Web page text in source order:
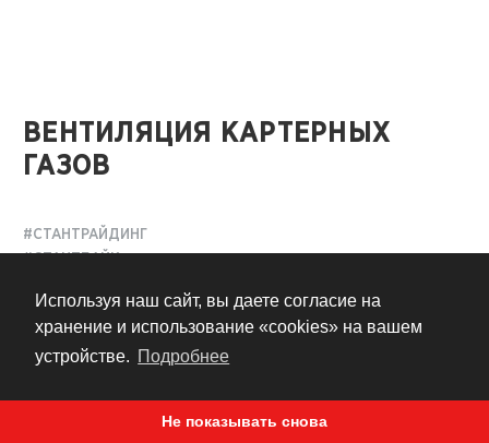
Используя наш сайт, вы даете согласие на
хранение и использование «cookies» на вашем
устройстве. Подробнее
Не показывать снова
ВЕНТИЛЯЦИЯ КАРТЕРНЫХ
ГАЗОВ
#СТАНТРАЙДИНГ
14 лет назад
Переделка вентиляции картерных газов - очень
популярная модификация среди стантрайдеров. В сети